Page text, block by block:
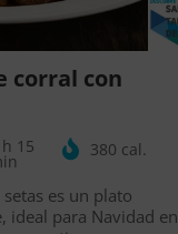
corral con
h 15 380 cal.
es un plato
ideal para Navidad en